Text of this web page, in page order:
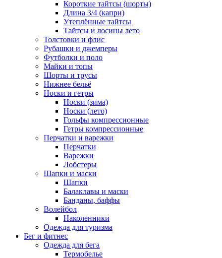
Короткие тайтсы (шорты)
Длина 3/4 (капри)
Утеплённые тайтсы
Тайтсы и лосины лето
Толстовки и флис
Рубашки и джемперы
Футболки и поло
Майки и топы
Шорты и трусы
Нижнее бельё
Носки и гетры
Носки (зима)
Носки (лето)
Гольфы компрессионные
Гетры компрессионные
Перчатки и варежки
Перчатки
Варежки
Лобстеры
Шапки и маски
Шапки
Балаклавы и маски
Банданы, баффы
Волейбол
Наколенники
Одежда для туризма
Бег и фитнес
Одежда для бега
Термобелье